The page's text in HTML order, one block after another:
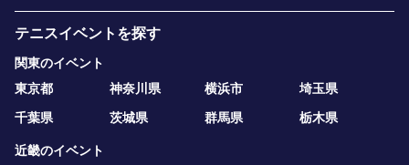
テニスイベントを探す
関東のイベント
東京都
神奈川県 横浜市
埼玉県
千葉県
茨城県 群馬県 栃木県
近畿のイベント